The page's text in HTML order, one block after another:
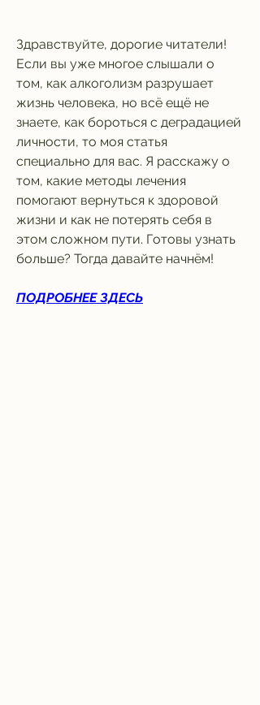
Здравствуйте, дорогие читатели!
Если вы уже многое слышали о
том, как алкоголизм разрушает
жизнь человека, но всё ещё не
знаете, как бороться с деградацией
личности, то моя статья
специально для вас. Я расскажу о
том, какие методы лечения
помогают вернуться к здоровой
жизни и как не потерять себя в
этом сложном пути. Готовы узнать
больше? Тогда давайте начнём!
ПОДРОБНЕЕ ЗДЕСЬ